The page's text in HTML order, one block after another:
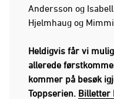
Andersson og
Hjelmhaug og
Heldigvis får vi
allerede
kommer på besøk
Toppserien. Billetter